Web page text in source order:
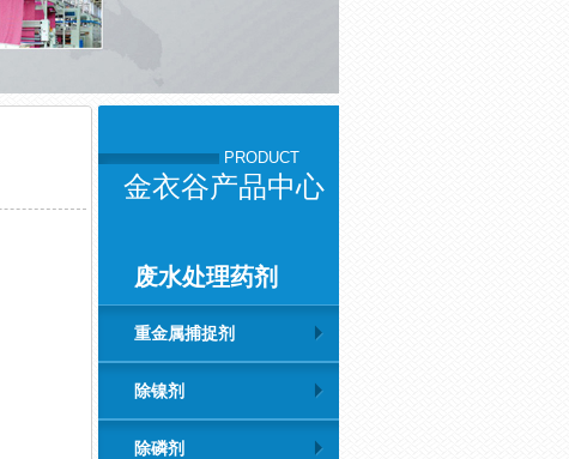
PRODUCT
金衣谷产品中心
废水处理药剂
重金属捕捉剂
除镍剂
除磷剂